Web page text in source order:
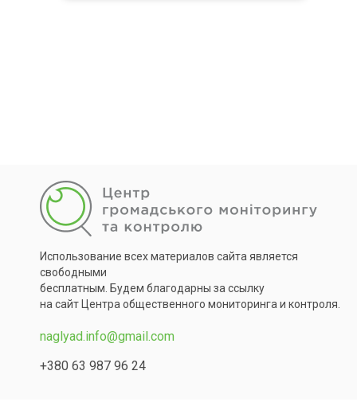
Использование всех материалов сайта является
свободными
бесплатным. Будем благодарны за ссылку
на сайт Центра общественного мониторинга и контроля.
naglyad.info@gmail.com
+380 63 987 96 24